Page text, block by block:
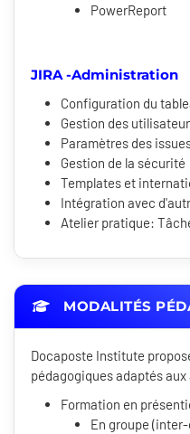
PowerReport
JIRA -Administration
Configuration du
Gestion des
Paramètres des
Gestion de la sécurité
Templates et
Intégration avec
Atelier pratique:
MODALITÉS
Docaposte Institute
pédagogiques adaptés
Formation en
En groupe